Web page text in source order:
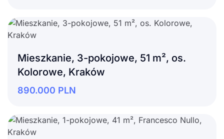
Mieszkanie, 3-pokojowe, 51 m², os.
Kolorowe, Kraków
890.000 PLN